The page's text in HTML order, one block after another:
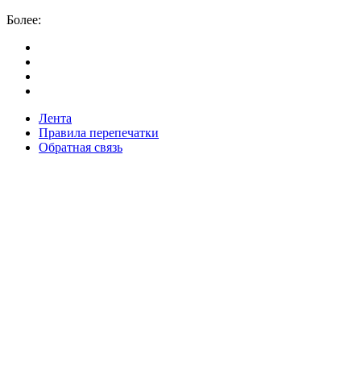
Более:
Лента
Правила перепечатки
Обратная связь